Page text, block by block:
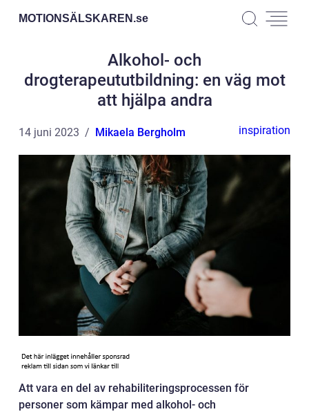
MOTIONSÄLSKAREN.se
Alkohol- och
drogterapeututbildning: en väg mot
att hjälpa andra
14 juni 2023 Mikaela Bergholm inspiration
Att vara en del av rehabiliteringsprocessen för
personer som kämpar med alkohol- och